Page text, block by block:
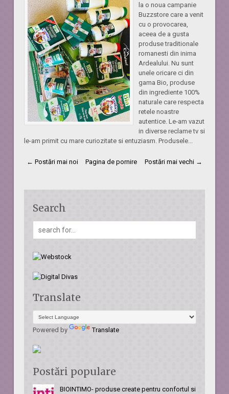
la o noua campanie
Buzzstore care a venit
cu o provocarea,
aceea de a gusta
produse traditionale
romanesti din inima
Ardealului. Nu sunt
unele oricare ci din
gama Bio, produse
din ingrediente 100%
naturale care respecta
retele noastre
autentice. Le-am vazut
in diverse reclame tv si
le-am primit cu mare curiozitate si entuziasm. Produsele...
← Postări mai noi Postări mai vechi →
Pagina de pornire
Search
Translate
Powered by Translate
Postări populare
BIOINTIMO- produse create pentru confortul si